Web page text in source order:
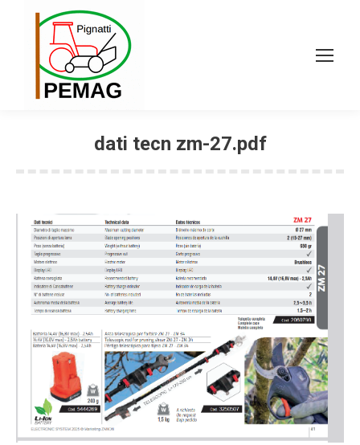
dati tecn zm-27.pdf